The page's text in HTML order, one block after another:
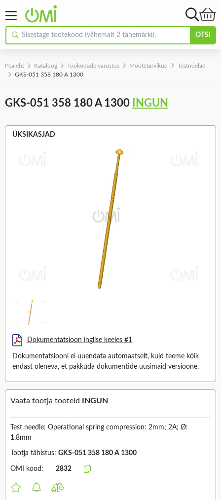
OTSI
Pealeht Kataloog Töökodade varustus Mõõtetarvikud
Testnõelad
GKS-051 358 180 A 1300
GKS-051 358 180 A 1300 INGUN
ÜKSIKASJAD
Dokumentatsioon inglise keeles #1
Dokumentatsiooni ei uuendata automaatselt, kuid teeme kõik
endast oleneva, et pakkuda dokumentide uusimaid versioone.
Vaata tootja tooteid INGUN
Test needle; Operational spring compression: 2mm; 2A; Ø:
1.8mm
Tootja tähistus: GKS-051 358 180 A 1300
OMI kood: 2832